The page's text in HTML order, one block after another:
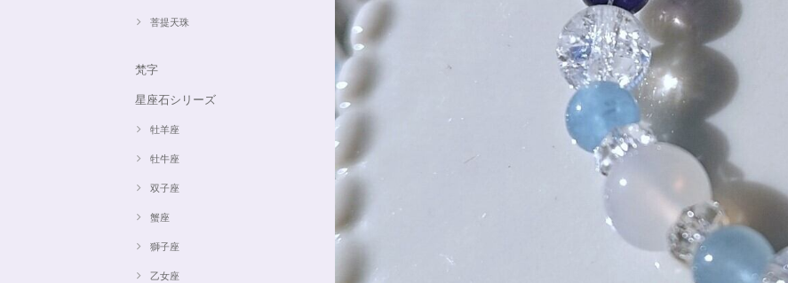
菩提天珠
梵字
星座石シリーズ
牡羊座
牡牛座
双子座
蟹座
獅子座
乙女座